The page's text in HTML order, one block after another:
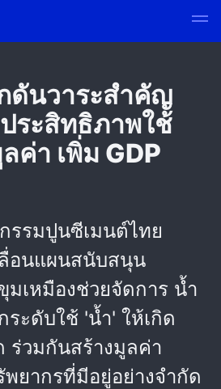
ดันวาระสำคัญ
ระสิทธิภาพใช้
ค่า เพิ่ม GDP
รรมปูนซีเมนต์ไทย
อนแผนสนับสนุน
มเหมืองช่วยจัดการ น้ำ
ะดับใช้ 'น้ำ' ให้เกิด
ร่วมกันสร้างมูลค่า
ยากรที่มีอยู่อย่างจำกัด